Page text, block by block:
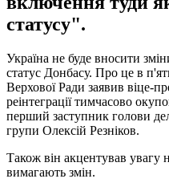
статусу".
Україна не буде вносити
статус Донбасу. Про це в
Верхової Ради заявив віце-
реінтеграції тимчасово
перший заступник голови
групи Олексій Резніков.
Також він акцентував увагу
вимагають змін.